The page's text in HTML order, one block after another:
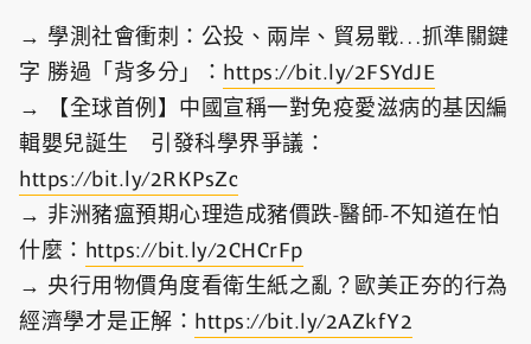
→ 學測社會衝刺：公投、兩岸、貿易戰…抓準關鍵
字 勝過「背多分」： https://bit.ly/2FSYdJE
→ 【全球首例】中國宣稱一對免疫愛滋病的基因編
輯嬰兒誕生 引發科學界爭議：
https://bit.ly/2RKPsZc
→ 非洲豬瘟預期心理造成豬價跌-醫師-不知道在怕
什麼： https://bit.ly/2CHCrFp
→ 央行用物價角度看衛生紙之亂？歐美正夯的行為
經濟學才是正解： https://bit.ly/2AZkfY2